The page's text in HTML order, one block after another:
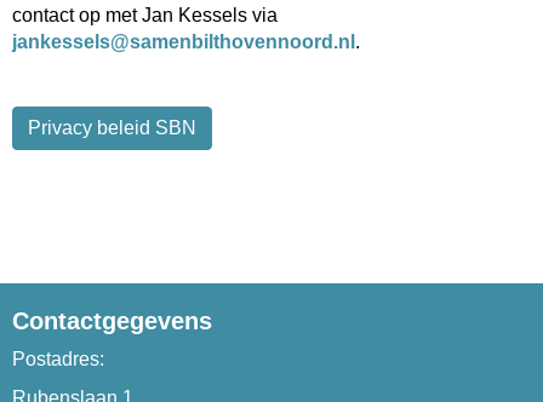
contact op met Jan Kessels via
slesseknaj@samenbilthovennoord.nl .
Privacy beleid SBN
Contactgegevens
Postadres:
Rubenslaan 1